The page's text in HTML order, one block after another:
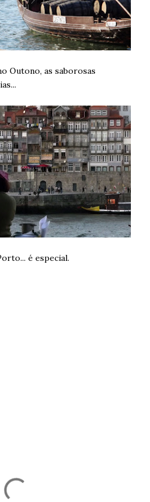
Outono, as saborosas
é especial.